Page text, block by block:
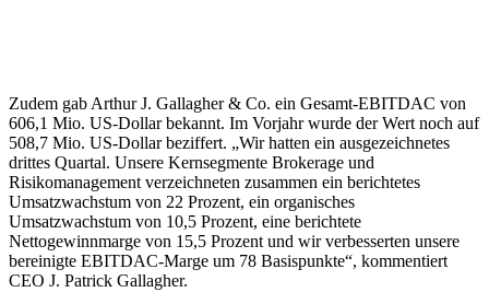
Zudem gab Arthur J. Gallagher & Co. ein Gesamt-EBITDAC von
606,1 Mio. US-Dollar bekannt. Im Vorjahr wurde der Wert noch auf
508,7 Mio. US-Dollar beziffert. „Wir hatten ein ausgezeichnetes
drittes Quartal. Unsere Kernsegmente Brokerage und
Risikomanagement verzeichneten zusammen ein berichtetes
Umsatzwachstum von 22 Prozent, ein organisches
Umsatzwachstum von 10,5 Prozent, eine berichtete
Nettogewinnmarge von 15,5 Prozent und wir verbesserten unsere
bereinigte EBITDAC-Marge um 78 Basispunkte“, kommentiert
CEO J. Patrick Gallagher.